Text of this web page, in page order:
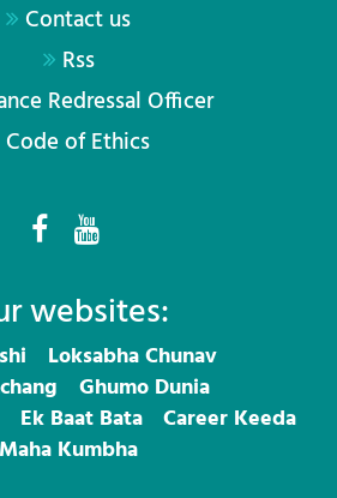
Contact us
Rss
Redressal Officer
Code of Ethics
websites:
Loksabha Chunav
Ghumo Dunia
Ek Baat Bata
Career Keeda
Maha Kumbha